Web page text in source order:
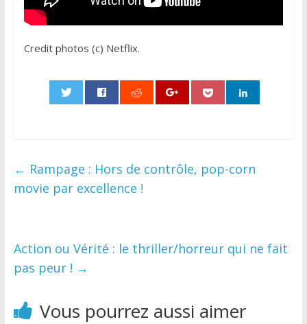
Credit photos (c) Netflix.
← Rampage : Hors de contrôle, pop-corn
movie par excellence !
Action ou Vérité : le thriller/horreur qui ne fait
pas peur ! →
Vous pourrez aussi aimer